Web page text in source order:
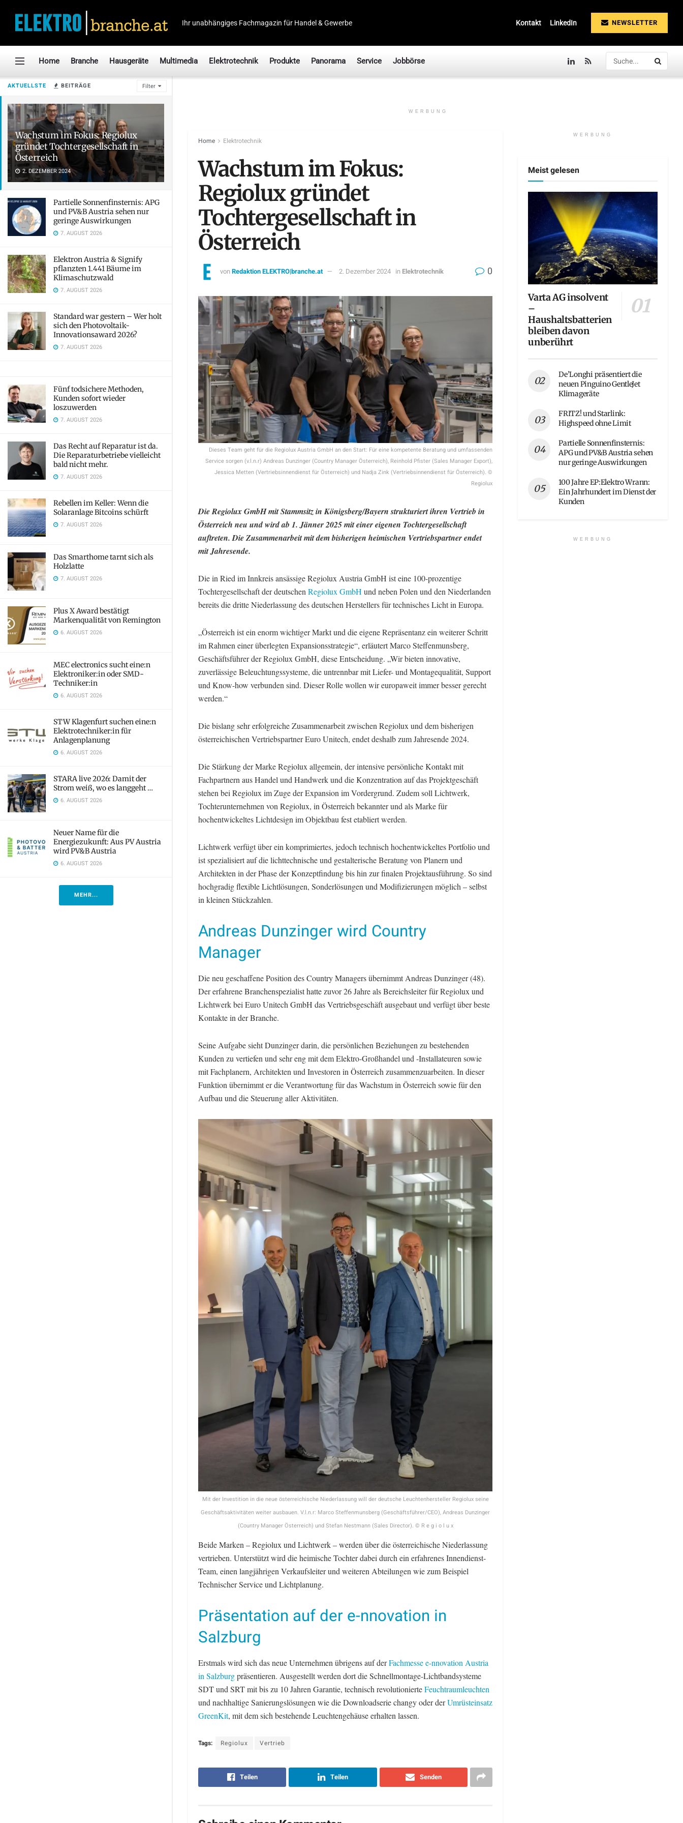
AKTUELLSTE BEITRÄGE Filter
Wachstum im Fokus: Regiolux
gründet Tochtergesellschaft in
Österreich
2. DEZEMBER 2024
Partielle Sonnenfinsternis: APG
und PV&B Austria sehen nur
geringe Auswirkungen
7. AUGUST 2026
Elektron Austria & Signify
pflanzten 1.441 Bäume im
Klimaschutzwald
7. AUGUST 2026
Standard war gestern – Wer holt
sich den Photovoltaik-
Innovationsaward 2026?
7. AUGUST 2026
Fünf todsichere Methoden,
Kunden sofort wieder
loszuwerden
7. AUGUST 2026
Das Recht auf Reparatur ist da.
Die Reparaturbetriebe vielleicht
bald nicht mehr.
7. AUGUST 2026
Rebellen im Keller: Wenn die
Solaranlage Bitcoins schürft
7. AUGUST 2026
Das Smarthome tarnt sich als
Holzlatte
7. AUGUST 2026
Plus X Award bestätigt
Markenqualität von Remington
6. AUGUST 2026
MEC electronics sucht eine:n
Elektroniker:in oder SMD-
Techniker:in
6. AUGUST 2026
STW Klagenfurt suchen eine:n
Elektrotechniker:in für
Anlagenplanung
6. AUGUST 2026
STARA live 2026: Damit der
Strom weiß, wo es langgeht …
6. AUGUST 2026
Neuer Name für die
Energiezukunft: Aus PV Austria
wird PV&B Austria
6. AUGUST 2026
MEHR...
Ihr unabhängiges Fachmagazin für Handel & Gewerbe Kontakt LinkedIn NEWSLETTER
Home Branche Hausgeräte Multimedia Elektrotechnik Produkte Panorama Service Jobbörse
WERBUNG
Home Elektrotechnik
Wachstum im Fokus:
Regiolux gründet
Tochtergesellschaft in
Österreich
vonRedaktion ELEKTRO|branche.at 2. Dezember 2024 in Elektrotechnik 0
Dieses Team geht für die Regiolux Austria GmbH an den Start: Für eine kompetente Beratung und umfassenden
Service sorgen (v.l.n.r) Andreas Dunzinger (Country Manager Österreich), Reinhold Pfister (Sales Manager Export),
Jessica Metten (Vertriebsinnendienst für Österreich) und Nadja Zink (Vertriebsinnendienst für Österreich). ©
Regiolux
Die Regiolux GmbH mit Stammsitz in Königsberg/Bayern strukturiert ihren Vertrieb in
Österreich neu und wird ab 1. Jänner 2025 mit einer eigenen Tochtergesellschaft
auftreten. Die Zusammenarbeit mit dem bisherigen heimischen Vertriebspartner endet
mit Jahresende.
Die in Ried im Innkreis ansässige Regiolux Austria GmbH ist eine 100-prozentige
Tochtergesellschaft der deutschenRegiolux GmbH und neben Polen und den Niederlanden
bereits die dritte Niederlassung des deutschen Herstellers für technisches Licht in Europa.
„Österreich ist ein enorm wichtiger Markt und die eigene Repräsentanz ein weiterer Schritt
im Rahmen einer überlegten Expansionsstrategie“, erläutert Marco Steffenmunsberg,
Geschäftsführer der Regiolux GmbH, diese Entscheidung. „Wir bieten innovative,
zuverlässige Beleuchtungssysteme, die untrennbar mit Liefer- und Montagequalität, Support
und Know-how verbunden sind. Dieser Rolle wollen wir europaweit immer besser gerecht
werden.“
Die bislang sehr erfolgreiche Zusammenarbeit zwischen Regiolux und dem bisherigen
österreichischen Vertriebspartner Euro Unitech, endet deshalb zum Jahresende 2024.
Die Stärkung der Marke Regiolux allgemein, der intensive persönliche Kontakt mit
Fachpartnern aus Handel und Handwerk und die Konzentration auf das Projektgeschäft
stehen bei Regiolux im Zuge der Expansion im Vordergrund. Zudem soll Lichtwerk,
Tochterunternehmen von Regiolux, in Österreich bekannter und als Marke für
hochentwickeltes Lichtdesign im Objektbau fest etabliert werden.
Lichtwerk verfügt über ein komprimiertes, jedoch technisch hochentwickeltes Portfolio und
ist spezialisiert auf die lichttechnische und gestalterische Beratung von Planern und
Architekten in der Phase der Konzeptfindung bis hin zur finalen Projektausführung. So sind
hochgradig flexible Lichtlösungen, Sonderlösungen und Modifizierungen möglich – selbst
in kleinen Stückzahlen.
Andreas Dunzinger wird Country
Manager
Die neu geschaffene Position des Country Managers übernimmt Andreas Dunzinger (48).
Der erfahrene Branchenspezialist hatte zuvor 26 Jahre als Bereichsleiter für Regiolux und
Lichtwerk bei Euro Unitech GmbH das Vertriebsgeschäft ausgebaut und verfügt über beste
Kontakte in der Branche.
Seine Aufgabe sieht Dunzinger darin, die persönlichen Beziehungen zu bestehenden
Kunden zu vertiefen und sehr eng mit dem Elektro-Großhandel und -Installateuren sowie
mit Fachplanern, Architekten und Investoren in Österreich zusammenzuarbeiten. In dieser
Funktion übernimmt er die Verantwortung für das Wachstum in Österreich sowie für den
Aufbau und die Steuerung aller Aktivitäten.
Mit der Investition in die neue österreichische Niederlassung will der deutsche Leuchtenhersteller Regiolux seine
Geschäftsaktivitäten weiter ausbauen. V.l.n.r: Marco Steffenmunsberg (Geschäftsführer/CEO), Andreas Dunzinger
(Country Manager Österreich) und Stefan Nestmann (Sales Director). © R e g i o l u x
Beide Marken – Regiolux und Lichtwerk – werden über die österreichische Niederlassung
vertrieben. Unterstützt wird die heimische Tochter dabei durch ein erfahrenes Innendienst-
Team, einen langjährigen Verkaufsleiter und weiteren Abteilungen wie zum Beispiel
Technischer Service und Lichtplanung.
Präsentation auf der e-nnovation in
Salzburg
Erstmals wird sich das neue Unternehmen übrigens auf derFachmesse e-nnovation Austria
in Salzburgpräsentieren. Ausgestellt werden dort die Schnellmontage-Lichtbandsysteme
SDT und SRT mit bis zu 10 Jahren Garantie, technisch revolutionierteFeuchtraumleuchten
und nachhaltige Sanierungslösungen wie die Downloadserie changy oder derUmrüsteinsatz
GreenKit, mit dem sich bestehende Leuchtengehäuse erhalten lassen.
Tags: Regiolux Vertrieb
Teilen Teilen Senden
WERBUNG
Meist gelesen
Varta AG insolvent
–
Haushaltsbatterien
bleiben davon
unberührt
De’Longhi präsentiert die
neuen Pinguino GentleJet
Klimageräte
FRITZ! und Starlink:
Highspeed ohne Limit
Partielle Sonnenfinsternis:
APG und PV&B Austria sehen
nur geringe Auswirkungen
100 Jahre EP:Elektro Wrann:
Ein Jahrhundert im Dienst der
Kunden
WERBUNG